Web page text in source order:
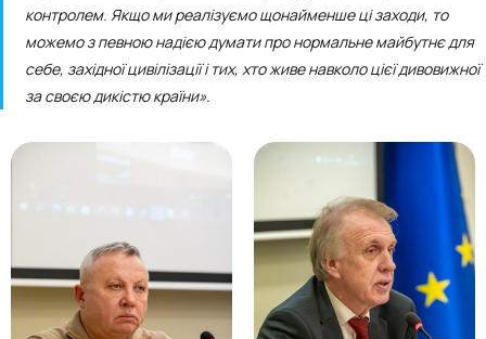
контролем. Якщо ми реалізуємо щонайменше ці заходи, то
можемо з певною надією думати про нормальне майбутнє для
себе, західної цивілізації і тих, хто живе навколо цієї дивовижної
за своєю дикістю країни».